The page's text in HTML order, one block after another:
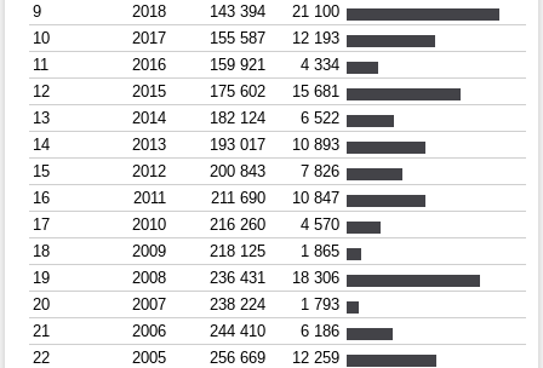
9
2018 143 394
21 100
10
2017 155 587
12 193
11
2016 159 921
4 334
12
2015 175 602
15 681
13
2014 182 124
6 522
14
2013 193 017
10 893
15
2012 200 843
7 826
16
2011 211 690
10 847
17
2010 216 260
4 570
18
2009 218 125
1 865
19
2008 236 431
18 306
20
2007 238 224
1 793
21
2006 244 410
6 186
22
2005 256 669
12 259